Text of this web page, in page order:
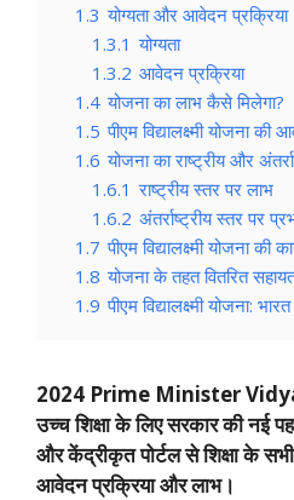
1.3 योग्यता और आवेदन प्रक्रिया
1.3.1 योग्यता
1.3.2 आवेदन प्रक्रिया
1.4 योजना का लाभ कैसे मिलेगा?
1.5 पीएम विद्यालक्ष्मी योजना की
1.6 योजना का राष्ट्रीय और
1.6.1 राष्ट्रीय स्तर पर लाभ
1.6.2 अंतर्राष्ट्रीय स्तर पर
1.7 पीएम विद्यालक्ष्मी योजना की
1.8 योजना के तहत वितरित
1.9 पीएम विद्यालक्ष्मी योजना:
2024 Prime Minister
उच्च शिक्षा के लिए सरकार की नई
और केंद्रीकृत पोर्टल से शिक्षा के सभी
आवेदन प्रक्रिया और लाभ।